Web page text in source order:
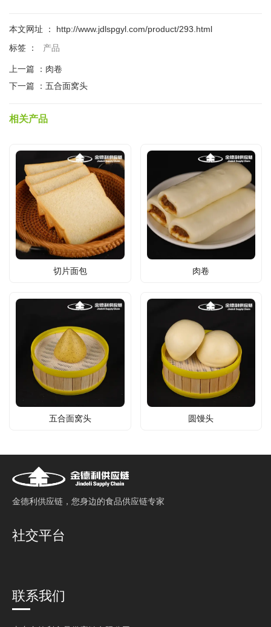
本文网址 ： http://www.jdlspgyl.com/product/293.html
标签 ：
产品
上一篇 ： 肉卷
下一篇 ： 五合面窝头
相关产品
切片面包 肉卷
五合面窝头 圆馒头
⾦德利供应链，您⾝边的⻝品供应链专家
社交平台
联系我们